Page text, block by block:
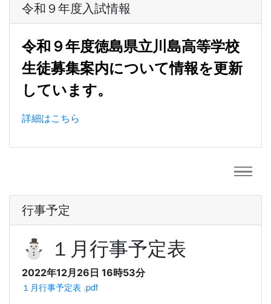
令和９年度入試情報
令和９年度徳島県立川島高等学校
生徒募集案内について情報を更新
しています。
詳細はこちら
行事予定
⛄ １月行事予定表
2022年12月26日 16時53分
１月行事予定表 .pdf